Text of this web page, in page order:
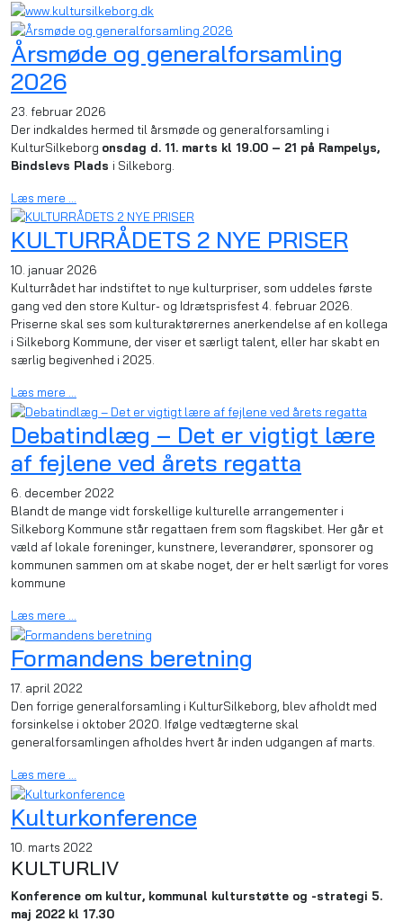
Årsmøde og generalforsamling
2026
23. februar 2026
Der indkaldes hermed til årsmøde og generalforsamling i
KulturSilkeborg onsdag d. 11. marts kl 19.00 – 21 på Rampelys,
Bindslevs Plads i Silkeborg.
Læs mere …
KULTURRÅDETS 2 NYE PRISER
10. januar 2026
Kulturrådet har indstiftet to nye kulturpriser, som uddeles første
gang ved den store Kultur- og Idrætsprisfest 4. februar 2026.
Priserne skal ses som kulturaktørernes anerkendelse af en kollega
i Silkeborg Kommune, der viser et særligt talent, eller har skabt en
særlig begivenhed i 2025.
Læs mere …
Debatindlæg – Det er vigtigt lære
af fejlene ved årets regatta
6. december 2022
Blandt de mange vidt forskellige kulturelle arrangementer i
Silkeborg Kommune står regattaen frem som flagskibet. Her går et
væld af lokale foreninger, kunstnere, leverandører, sponsorer og
kommunen sammen om at skabe noget, der er helt særligt for vores
kommune
Læs mere …
Formandens beretning
17. april 2022
Den forrige generalforsamling i KulturSilkeborg, blev afholdt med
forsinkelse i oktober 2020. Ifølge vedtægterne skal
generalforsamlingen afholdes hvert år inden udgangen af marts.
Læs mere …
Kulturkonference
10. marts 2022
KULTURLIV
Konference om kultur, kommunal kulturstøtte og -strategi 5.
maj 2022 kl 17.30